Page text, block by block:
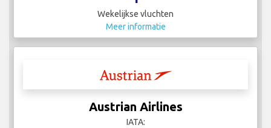
Wekelijkse vluchten
Meer informatie
Austrian Airlines
IATA: